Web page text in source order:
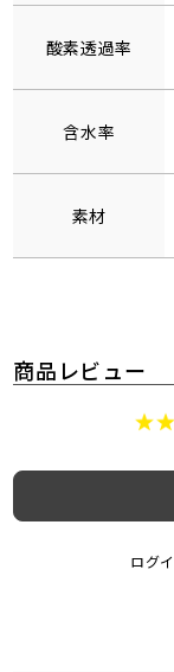
酸素透過率
含水率
素材
商品レビュー
ログ